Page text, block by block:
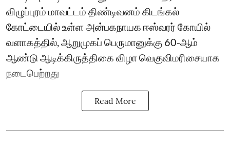
விழுப்புரம் மாவட்டம் திண்டிவனம் கிடங்கல்
கோட்டையில் உள்ள அன்பகநாயக ஈஸ்வரர் கோயில்
வளாகத்தில், ஆறுமுகப் பெருமானுக்கு 60-ஆம்
ஆண்டு ஆடிக்கிருத்திகை விழா வெகுவிமரிசையாக
நடைபெற்றது
Read More